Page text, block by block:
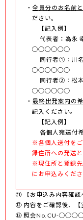
全員分のお名前
ださい。
【記入例】
代表者：為永
○○○○○○
同行者①：川
○○○○○○
同行者②：松本
○○○○○○
最終出発案内の
記入ください。
【記入例】
各個人宛送付
※各個人送付を
録住所への発送
※現住所と登録
にお申込みくださ
⑪ 【お申込み内容確認
⑫ 内容をご確認後、【
⑬ 照会No.CU-